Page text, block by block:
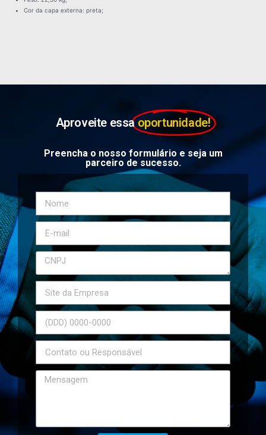
Cor da capa externa: preta;
Aproveite essa oportunidade!
Preencha o nosso formulário e seja um
parceiro de sucesso.